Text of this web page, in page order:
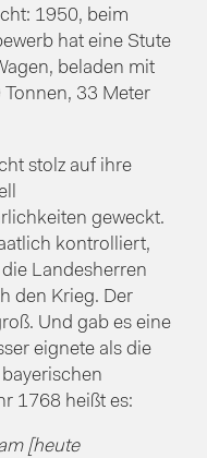
1950, beim
hat eine Stute
beladen mit
33 Meter
stolz auf ihre
geweckt.
kontrolliert,
Landesherren
den Krieg. Der
Und gab es eine
eignete als die
1768 heißt es:
[heute